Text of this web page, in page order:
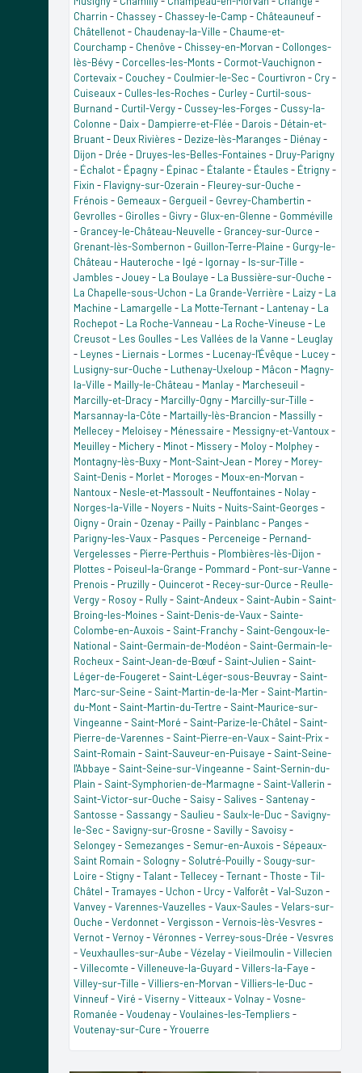
Charrin - Chassey- Chassey-le-Camp - Châteauneuf-
Châtellenot- Chaudenay-la-Ville - Chaume-et-
Courchamp - Chenôve - Chissey-en-Morvan - Collonges-
lès-Bévy- Corcelles-les-Monts - Cormot-Vauchignon -
Cortevaix- Couchey- Coulmier-le-Sec - Courtivron - Cry-
Cuiseaux- Culles-les-Roches - Curley- Curtil-sous-
Burnand - Curtil-Vergy- Cussey-les-Forges - Cussy-la-
Colonne - Daix- Dampierre-et-Flée - Darois - Détain-et-
Bruant- Deux Rivières - Dezize-lès-Maranges - Diénay-
Dijon - Drée - Druyes-les-Belles-Fontaines - Druy-Parigny
- Échalot- Épagny- Épinac - Étalante - Étaules - Étrigny-
Fixin - Flavigny-sur-Ozerain - Fleurey-sur-Ouche -
Frénois - Gemeaux- Gergueil - Gevrey-Chambertin -
Gevrolles - Girolles - Givry- Glux-en-Glenne - Gomméville
- Grancey-le-Château-Neuvelle - Grancey-sur-Ource -
Grenant-lès-Sombernon - Guillon-Terre-Plaine - Gurgy-le-
Château - Hauteroche - Igé - Igornay- Is-sur-Tille -
Jambles -Jouey- La Boulaye - La Bussière-sur-Ouche -
La Chapelle-sous-Uchon - La Grande-Verrière - Laizy- La
Machine - Lamargelle - La Motte-Ternant- Lantenay- La
Rochepot- La Roche-Vanneau - La Roche-Vineuse - Le
Creusot- Les Goulles - Les Vallées de la Vanne - Leuglay
- Leynes - Liernais - Lormes - Lucenay-l'Évêque - Lucey-
Lusigny-sur-Ouche - Luthenay-Uxeloup - Mâcon - Magny-
la-Ville - Mailly-le-Château - Manlay- Marcheseuil -
Marcilly-et-Dracy- Marcilly-Ogny- Marcilly-sur-Tille -
Marsannay-la-Côte - Martailly-lès-Brancion - Massilly-
Mellecey- Meloisey- Ménessaire - Messigny-et-Vantoux-
Meuilley- Michery- Minot- Missery- Moloy- Molphey-
Montagny-lès-Buxy- Mont-Saint-Jean - Morey- Morey-
Saint-Denis - Morlet- Moroges - Moux-en-Morvan -
Nantoux- Nesle-et-Massoult- Neuffontaines - Nolay-
Norges-la-Ville - Noyers - Nuits - Nuits-Saint-Georges -
Oigny- Orain - Ozenay- Pailly- Painblanc - Panges -
Parigny-les-Vaux- Pasques - Perceneige - Pernand-
Vergelesses - Pierre-Perthuis - Plombières-lès-Dijon -
Plottes - Poiseul-la-Grange - Pommard - Pont-sur-Vanne -
Prenois - Pruzilly- Quincerot- Recey-sur-Ource - Reulle-
Vergy- Rosoy- Rully- Saint-Andeux- Saint-Aubin - Saint-
Broing-les-Moines - Saint-Denis-de-Vaux- Sainte-
Colombe-en-Auxois - Saint-Franchy- Saint-Gengoux-le-
National - Saint-Germain-de-Modéon - Saint-Germain-le-
Rocheux- Saint-Jean-de-Bœuf- Saint-Julien - Saint-
Léger-de-Fougeret- Saint-Léger-sous-Beuvray- Saint-
Marc-sur-Seine - Saint-Martin-de-la-Mer- Saint-Martin-
du-Mont- Saint-Martin-du-Tertre - Saint-Maurice-sur-
Vingeanne - Saint-Moré - Saint-Parize-le-Châtel - Saint-
Pierre-de-Varennes - Saint-Pierre-en-Vaux- Saint-Prix-
Saint-Romain - Saint-Sauveur-en-Puisaye - Saint-Seine-
l'Abbaye - Saint-Seine-sur-Vingeanne - Saint-Sernin-du-
Plain - Saint-Symphorien-de-Marmagne - Saint-Vallerin -
Saint-Victor-sur-Ouche - Saisy- Salives - Santenay-
Santosse - Sassangy- Saulieu - Saulx-le-Duc - Savigny-
le-Sec - Savigny-sur-Grosne - Savilly- Savoisy-
Selongey- Semezanges - Semur-en-Auxois - Sépeaux-
Saint Romain - Sologny- Solutré-Pouilly- Sougy-sur-
Loire - Stigny-Talant-Tellecey-Ternant-Thoste -Til-
Châtel -Tramayes - Uchon - Urcy-Valforêt-Val-Suzon -
Vanvey-Varennes-Vauzelles -Vaux-Saules -Velars-sur-
Ouche -Verdonnet-Vergisson -Vernois-lès-Vesvres -
Vernot-Vernoy-Véronnes -Verrey-sous-Drée -Vesvres
-Veuxhaulles-sur-Aube -Vézelay-Vieilmoulin -Villecien
-Villecomte -Villeneuve-la-Guyard -Villers-la-Faye -
Villey-sur-Tille -Villiers-en-Morvan -Villiers-le-Duc -
Vinneuf-Viré -Viserny-Vitteaux-Volnay-Vosne-
Romanée -Voudenay-Voulaines-les-Templiers -
Voutenay-sur-Cure -Yrouerre